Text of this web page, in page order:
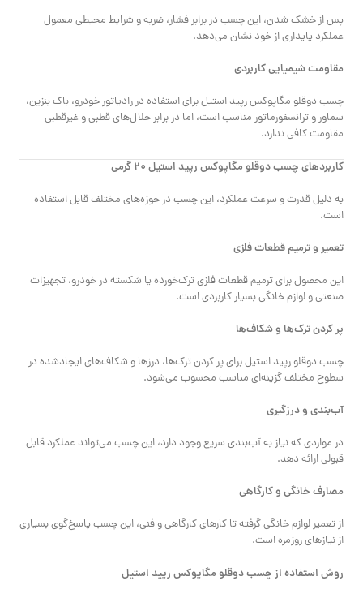
پس از خشک شدن، این چسب در برابر فشار، ضربه و شرایط محیطی معمول
عملکرد پایداری از خود نشان می‌دهد.
مقاومت شیمیایی کاربردی
چسب دوقلو مگاپوکس رپید استیل برای استفاده در رادیاتور خودرو، باک بنزین،
سماور و ترانسفورماتور مناسب است، اما در برابر حلال‌های قطبی و غیرقطبی
مقاومت کافی ندارد.
کاربردهای چسب دوقلو مگاپوکس رپید استیل ۲۰ گرمی
به دلیل قدرت و سرعت عملکرد، این چسب در حوزه‌های مختلف قابل استفاده
است.
تعمیر و ترمیم قطعات فلزی
این محصول برای ترمیم قطعات فلزی ترک‌خورده یا شکسته در خودرو، تجهیزات
صنعتی و لوازم خانگی بسیار کاربردی است.
پر کردن ترک‌ها و شکاف‌ها
چسب دوقلو رپید استیل برای پر کردن ترک‌ها، درزها و شکاف‌های ایجادشده در
سطوح مختلف گزینه‌ای مناسب محسوب می‌شود.
آب‌بندی و درزگیری
در مواردی که نیاز به آب‌بندی سریع وجود دارد، این چسب می‌تواند عملکرد قابل
قبولی ارائه دهد.
مصارف خانگی و کارگاهی
از تعمیر لوازم خانگی گرفته تا کارهای کارگاهی و فنی، این چسب پاسخ‌گوی بسیاری
از نیازهای روزمره است.
روش استفاده از چسب دوقلو مگاپوکس رپید استیل